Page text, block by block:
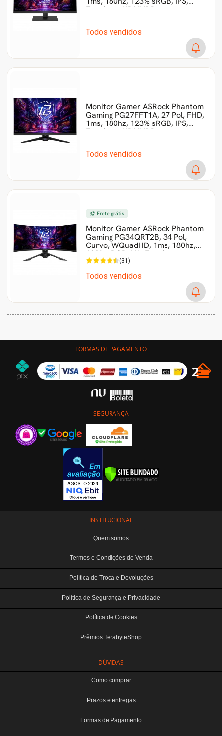
FreeSync, HDMI/DP
Todos vendidos
Monitor Gamer ASRock Phantom
Gaming PG27FFT1A, 27 Pol, FHD,
1ms, 180hz, 123% sRGB, IPS,
FreeSync, HDMI/DP
Todos vendidos
Frete grátis
Monitor Gamer ASRock Phantom
Gaming PG34QRT2B, 34 Pol,
Curvo, WQuadHD, 1ms, 180hz,
123% sRGB, VA, FreeSyn
(31)
Todos vendidos
FORMAS DE PAGAMENTO
SEGURANÇA
INSTITUCIONAL
Quem somos
Termos e Condições de Venda
Política de Troca e Devoluções
Política de Segurança e Privacidade
Política de Cookies
Prêmios TerabyteShop
DÚVIDAS
Como comprar
Prazos e entregas
Formas de Pagamento